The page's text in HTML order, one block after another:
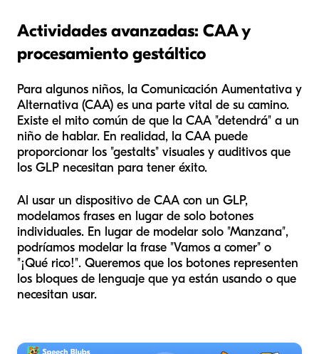
Actividades avanzadas: CAA y
procesamiento gestáltico
Para algunos niños, la Comunicación Aumentativa y
Alternativa (CAA) es una parte vital de su camino.
Existe el mito común de que la CAA "detendrá" a un
niño de hablar. En realidad, la CAA puede
proporcionar los "gestalts" visuales y auditivos que
los GLP necesitan para tener éxito.
Al usar un dispositivo de CAA con un GLP,
modelamos frases en lugar de solo botones
individuales. En lugar de modelar solo "Manzana",
podríamos modelar la frase "Vamos a comer" o
"¡Qué rico!". Queremos que los botones representen
los bloques de lenguaje que ya están usando o que
necesitan usar.